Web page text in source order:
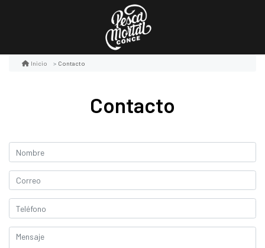
Inicio Contacto
Contacto